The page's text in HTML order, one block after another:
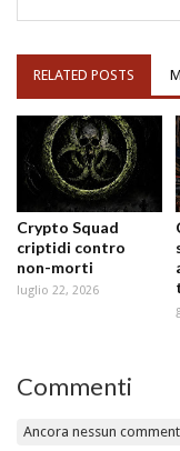
RELATED POSTS
Crypto Squad
criptidi contro
non-morti
luglio 22, 2026
Commenti
Ancora nessun